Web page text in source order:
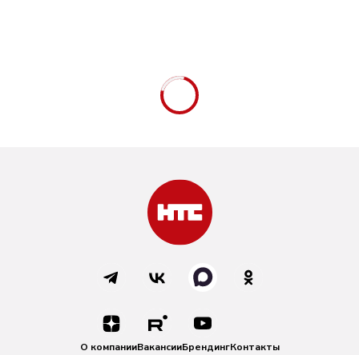
О компанииВакансииБрендингКонтакты